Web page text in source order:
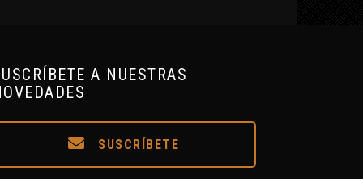
A NUESTRAS
SUSCRÍBETE